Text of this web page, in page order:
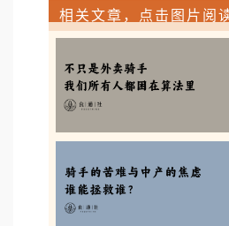
相关文章，点击图片阅